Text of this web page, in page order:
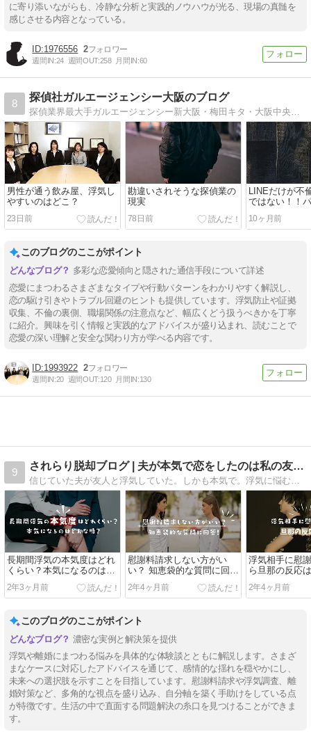
に寄り添いながらも、冷静な分析と実践的ノウハウが光る、現場の真髄を
感じさせる内容となっている。
1976556 2
週間IN:24 週間OUT:258 月間IN:60
8
探偵社ガルエージェンシー大阪のブログ
探偵業界最大手ガルエージェンシー新大阪・梅田キタ・大阪中央（難波・心斎橋）の代表ブログです。調査・相談事例や日々のことを書いています。
男性が通う飲み屋、浮気し
やすいのはどこ？
23日前
勘違いされそうな探偵業の
現実
78日前
LINEだけが不
ではない！！
ばれない連絡
10ヶ月前
このブログのここがポイント
多彩な恋愛傾向と隠された通信手段について詳述
恋愛にまつわるさまざまなタイプや行動パターンをわかりやすく解説し、
恋の駆け引きやトラブル回避のヒントも提供しています。浮気防止や証拠
収集、不倫の裏側、職場関係の注意点など、幅広くどう扱うべきかを丁寧
に紹介。興味を引く情報と実践的なアドバイスが盛り込まれ、読むことで
恋愛の深い理解と安全な関わり方が学べる内容です。
1993922 2
週間IN:20 週間OUT:120 月間IN:130
9
されらり脱却ブログ | 夫が本気で恋をしたのは私の友人でした
信じていた夫が友人と浮気していた。しかも本気で。浮気に悩むされ妻さんへ、経験者からできるアドバイスなどを記事にしています。
長期間浮気の本気度はどれ
くらい？本気になるのはど
んな時？
2年3ヶ月前
慰謝料請求しない方がい
い？ 知恵袋的な質問に回
答！
2年4ヶ月前
浮気相手に慰
ら旦那の反応
ギレされた！
2年4ヶ月前
このブログのここがポイント
濃密な実例と解決策を提供
浮気や離婚にまつわる悩みを具体的な体験談とともに解説します。さまざ
まなケースに対応したアドバイスを通じて、感情的な揺れを穏やかにし、
未来への選択肢を示すことを目指しています。慰謝料請求や浮気調査、離
婚対策など、多角的な視点を盛り込み、自分軸を築く手助けをしている点
が特徴です。生活の中で直面する問題解決の糸口を見つけることができま
す。